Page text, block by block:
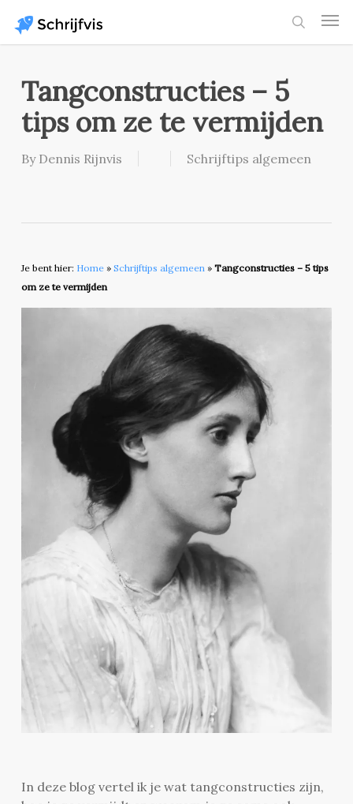
main
Tangconstructies – 5
tips om ze te vermijden
By Dennis Rijnvis Schrijftips algemeen
Je bent hier: Home» Schrijftips algemeen» Tangconstructies – 5 tips
om ze te vermijden
In deze blog vertel ik je wat tangconstructies zijn,